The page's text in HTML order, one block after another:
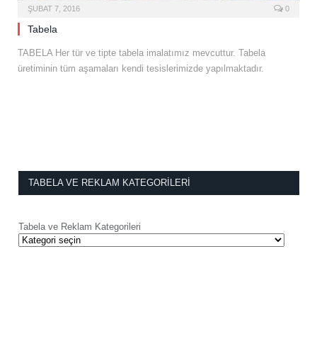
ŞUBAT 7, 2016 0
Tabela
TABELA Her tür ve tipte tabela imalatımız mevcuttur. Tabela
üretiminin tüm aşamaları kendi tesislerimizde yapılmaktadır.
TABELA VE REKLAM KATEGORILERI
Tabela ve Reklam Kategorileri